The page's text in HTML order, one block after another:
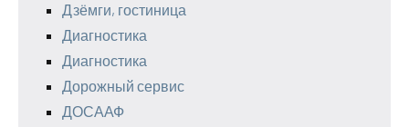
Дзёмги, гостиница
Диагностика
Диагностика
Дорожный сервис
ДОСААФ